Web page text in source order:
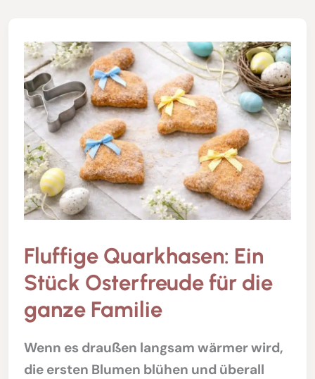
Fluffige Quarkhasen: Ein
Stück Osterfreude für die
ganze Familie
Wenn es draußen langsam wärmer wird,
die ersten Blumen blühen und überall